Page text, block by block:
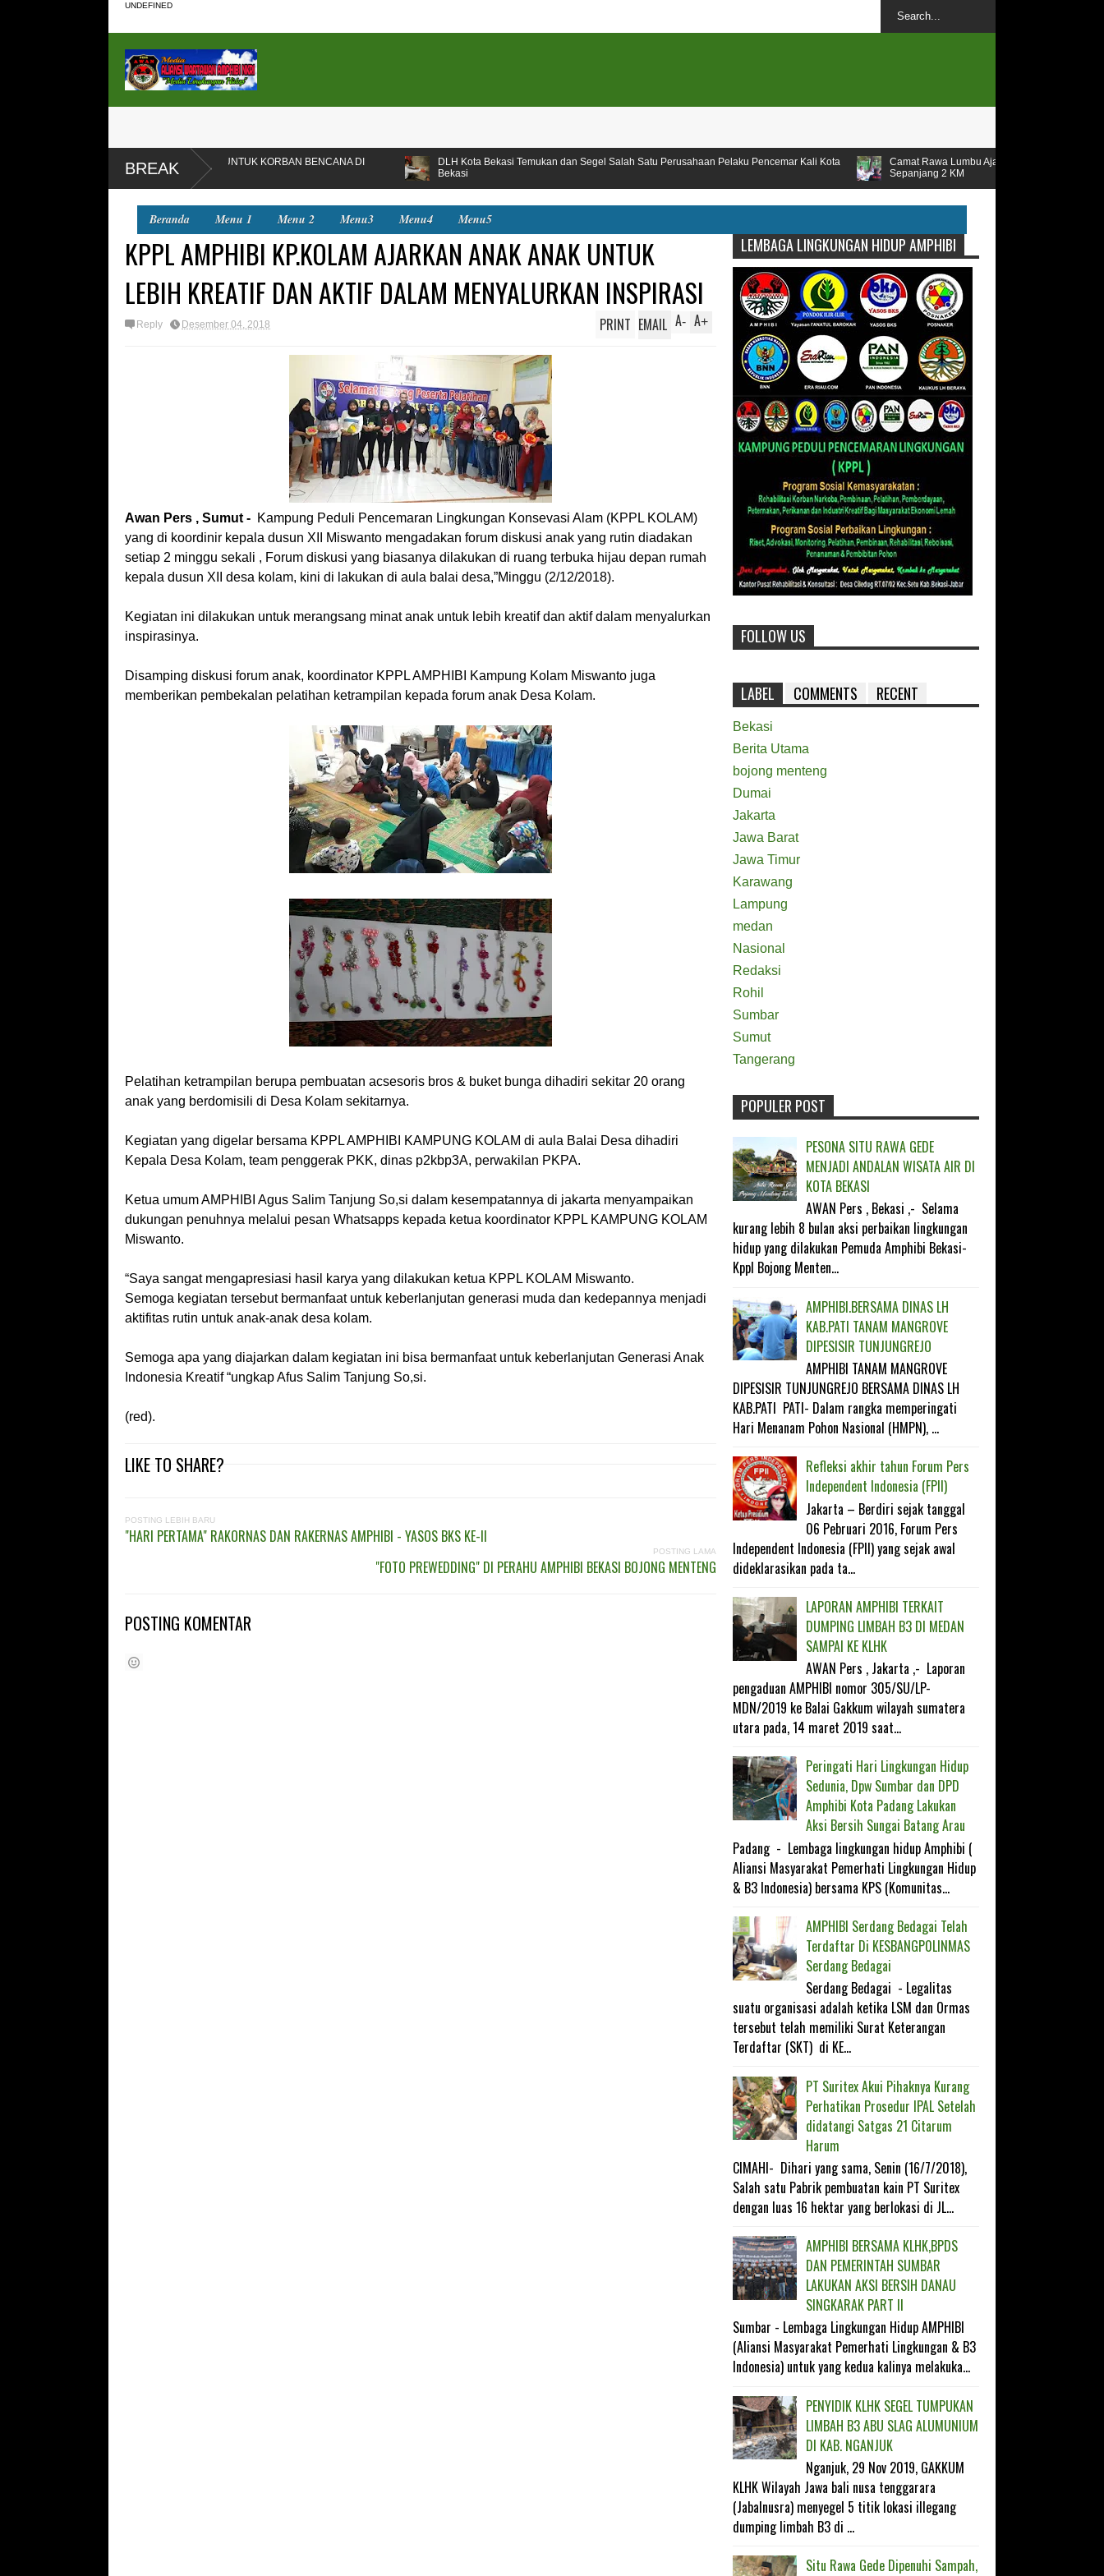
UNDEFINED
BREAK
4.000 BAJU BARU UNTUK KORBAN BENCANA DI
DLH Kota Bekasi Temukan dan Segel Salah Satu Perusahaan Pelaku Pencemar Kali Kota
Camat Rawa Lumbu Ajak AMPHIBI Untuk Penataan Kali
Sepanjang 2 KM
Beranda Menu 1 Menu 2 Menu3 Menu4 Menu5
KPPL AMPHIBI KP.KOLAM AJARKAN ANAK ANAK UNTUK
LEBIH KREATIF DAN AKTIF DALAM MENYALURKAN INSPIRASI
Reply Desember 04, 2018 A+
A-
PRINT EMAIL
Awan Pers , Sumut - Kampung Peduli Pencemaran Lingkungan Konsevasi Alam (KPPL KOLAM)
yang di koordinir kepala dusun XII Miswanto mengadakan forum diskusi anak yang rutin diadakan
setiap 2 minggu sekali , Forum diskusi yang biasanya dilakukan di ruang terbuka hijau depan rumah
kepala dusun XII desa kolam, kini di lakukan di aula balai desa,”Minggu (2/12/2018).
Kegiatan ini dilakukan untuk merangsang minat anak untuk lebih kreatif dan aktif dalam menyalurkan
inspirasinya.
Disamping diskusi forum anak, koordinator KPPL AMPHIBI Kampung Kolam Miswanto juga
memberikan pembekalan pelatihan ketrampilan kepada forum anak Desa Kolam.
Pelatihan ketrampilan berupa pembuatan acsesoris bros & buket bunga dihadiri sekitar 20 orang
anak yang berdomisili di Desa Kolam sekitarnya.
Kegiatan yang digelar bersama KPPL AMPHIBI KAMPUNG KOLAM di aula Balai Desa dihadiri
Kepala Desa Kolam, team penggerak PKK, dinas p2kbp3A, perwakilan PKPA.
Ketua umum AMPHIBI Agus Salim Tanjung So,si dalam kesempatannya di jakarta menyampaikan
dukungan penuhnya melalui pesan Whatsapps kepada ketua koordinator KPPL KAMPUNG KOLAM
Miswanto.
“Saya sangat mengapresiasi hasil karya yang dilakukan ketua KPPL KOLAM Miswanto.
Semoga kegiatan tersebut bermanfaat untuk keberlanjutan generasi muda dan kedepannya menjadi
aktifitas rutin untuk anak-anak desa kolam.
Semoga apa yang diajarkan dalam kegiatan ini bisa bermanfaat untuk keberlanjutan Generasi Anak
Indonesia Kreatif “ungkap Afus Salim Tanjung So,si.
(red).
LIKE TO SHARE?
POSTING LEBIH BARU
"HARI PERTAMA" RAKORNAS DAN RAKERNAS AMPHIBI - YASOS BKS KE-II
POSTING LAMA
"FOTO PREWEDDING" DI PERAHU AMPHIBI BEKASI BOJONG MENTENG
POSTING KOMENTAR
LEMBAGA LINGKUNGAN HIDUP AMPHIBI
FOLLOW US
LABEL COMMENTS RECENT
Bekasi
Berita Utama
bojong menteng
Dumai
Jakarta
Jawa Barat
Jawa Timur
Karawang
Lampung
medan
Nasional
Redaksi
Rohil
Sumbar
Sumut
Tangerang
FOLLOW ON TWITTER
LIKE ON FACEBOOK
SUBSCRIBE ON YOUTUBE
FOLLOW ON INSTAGRAM
POPULER POST
PESONA SITU RAWA GEDE
MENJADI ANDALAN WISATA AIR DI
KOTA BEKASI
AWAN Pers , Bekasi ,- Selama
kurang lebih 8 bulan aksi perbaikan lingkungan
hidup yang dilakukan Pemuda Amphibi Bekasi-
Kppl Bojong Menten...
AMPHIBI.BERSAMA DINAS LH
KAB.PATI TANAM MANGROVE
DIPESISIR TUNJUNGREJO
AMPHIBI TANAM MANGROVE
DIPESISIR TUNJUNGREJO BERSAMA DINAS LH
KAB.PATI PATI- Dalam rangka memperingati
Hari Menanam Pohon Nasional (HMPN), ...
Refleksi akhir tahun Forum Pers
Independent Indonesia (FPII)
Jakarta – Berdiri sejak tanggal
06 Pebruari 2016, Forum Pers
Independent Indonesia (FPII) yang sejak awal
dideklarasikan pada ta...
LAPORAN AMPHIBI TERKAIT
DUMPING LIMBAH B3 DI MEDAN
SAMPAI KE KLHK
AWAN Pers , Jakarta ,- Laporan
pengaduan AMPHIBI nomor 305/SU/LP-
MDN/2019 ke Balai Gakkum wilayah sumatera
utara pada, 14 maret 2019 saat...
Peringati Hari Lingkungan Hidup
Sedunia, Dpw Sumbar dan DPD
Amphibi Kota Padang Lakukan
Aksi Bersih Sungai Batang Arau
Padang - Lembaga lingkungan hidup Amphibi (
Aliansi Masyarakat Pemerhati Lingkungan Hidup
& B3 Indonesia) bersama KPS (Komunitas...
AMPHIBI Serdang Bedagai Telah
Terdaftar Di KESBANGP0LINMAS
Serdang Bedagai
Serdang Bedagai - Legalitas
suatu organisasi adalah ketika LSM dan Ormas
tersebut telah memiliki Surat Keterangan
Terdaftar (SKT) di KE...
PT Suritex Akui Pihaknya Kurang
Perhatikan Prosedur IPAL Setelah
didatangi Satgas 21 Citarum
Harum
CIMAHI- Dihari yang sama, Senin (16/7/2018),
Salah satu Pabrik pembuatan kain PT Suritex
dengan luas 16 hektar yang berlokasi di JL...
AMPHIBI BERSAMA KLHK,BPDS
DAN PEMERINTAH SUMBAR
LAKUKAN AKSI BERSIH DANAU
SINGKARAK PART II
Sumbar - Lembaga Lingkungan Hidup AMPHIBI
(Aliansi Masyarakat Pemerhati Lingkungan & B3
Indonesia) untuk yang kedua kalinya melakuka...
PENYIDIK KLHK SEGEL TUMPUKAN
LIMBAH B3 ABU SLAG ALUMUNIUM
DI KAB. NGANJUK
Nganjuk, 29 Nov 2019, GAKKUM
KLHK Wilayah Jawa bali nusa tenggarara
(Jabalnusra) menyegel 5 titik lokasi illegang
dumping limbah B3 di ...
Situ Rawa Gede Dipenuhi Sampah,